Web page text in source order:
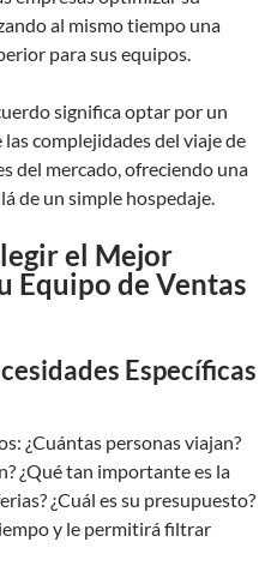
al mismo tiempo una
para sus equipos.
significa optar por un
complejidades del viaje de
del mercado, ofreciendo una
de un simple hospedaje.
el Mejor
Equipo de Ventas
Específicas
¿Cuántas personas viajan?
¿Qué tan importante es la
¿Cuál es su presupuesto?
y le permitirá filtrar